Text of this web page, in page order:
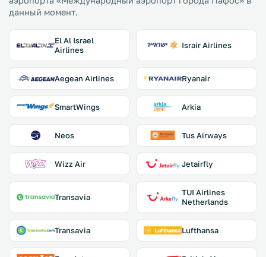
данный момент.
El Al Israel
Airlines
Israir Airlines
Aegean Airlines Ryanair
SmartWings Arkia
Neos Tus Airways
Wizz Air Jetairfly
Transavia
TUI Airlines
Netherlands
Transavia Lufthansa